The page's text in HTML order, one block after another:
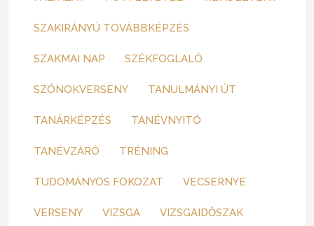
SZAKIRÁNYÚ TOVÁBBKÉPZÉS
SZAKMAI NAP SZÉKFOGLALÓ
SZÓNOKVERSENY TANULMÁNYI ÚT
TANÁRKÉPZÉS TANÉVNYITÓ
TANÉVZÁRÓ TRÉNING
TUDOMÁNYOS FOKOZAT VECSERNYE
VERSENY VIZSGA VIZSGAIDŐSZAK